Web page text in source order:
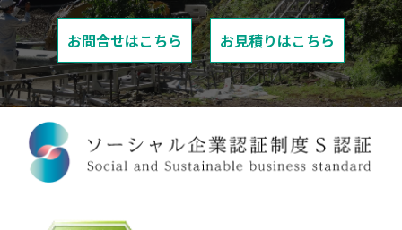
お問合せはこちら お見積りはこちら